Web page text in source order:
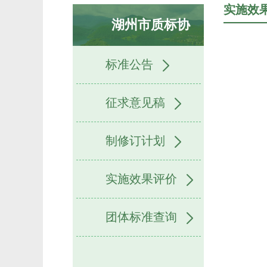
湖州市质标协
标准公告
征求意见稿
制修订计划
实施效果评价
团体标准查询
实施效